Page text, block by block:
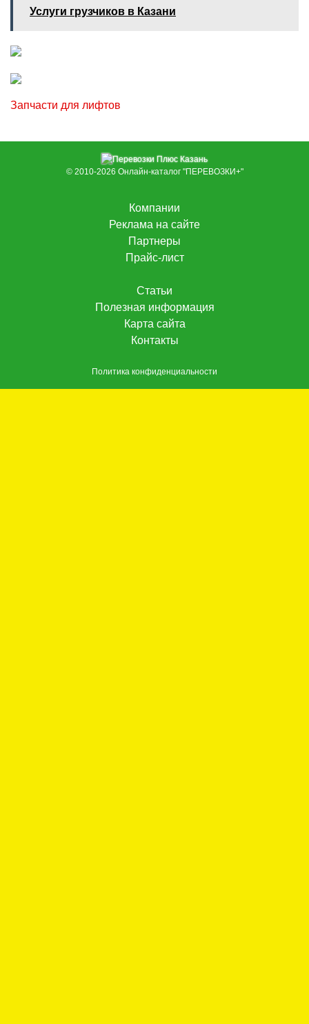
Услуги грузчиков в Казани
Запчасти для лифтов
© 2010-2026 Онлайн-каталог "ПЕРЕВОЗКИ+"
Компании
Реклама на сайте
Партнеры
Прайс-лист
Статьи
Полезная информация
Карта сайта
Контакты
Политика конфиденциальности